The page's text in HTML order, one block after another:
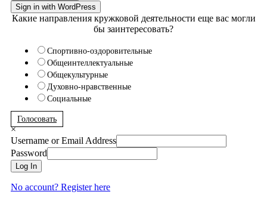
Sign in with WordPress
Какие направления кружковой деятельности еще вас могли
бы заинтересовать?
Спортивно-оздоровительные
Общеинтеллектуальные
Общекультурные
Духовно-нравственные
Социальные
Голосовать
×
Username or Email Address
Password
Log In
No account? Register here